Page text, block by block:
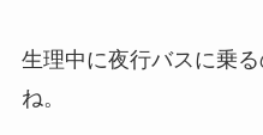
生理中に夜行バスに乗
ね。